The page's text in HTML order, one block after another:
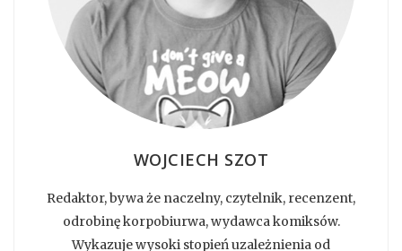
WOJCIECH SZOT
Redaktor, bywa że naczelny, czytelnik, recenzent,
odrobinę korpobiurwa, wydawca komiksów.
Wykazuje wysoki stopień uzależnienia od